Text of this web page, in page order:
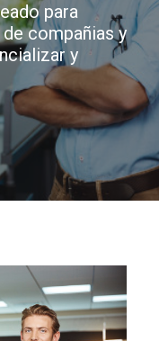
para
compañias y
y